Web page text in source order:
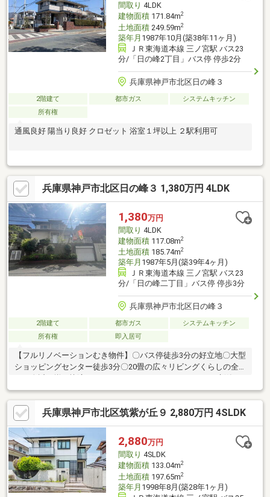
間取り 4LDK
建物面積171.84m2
土地面積249.59m2
築年月 1987年10月(築38年11ヶ月)
ＪＲ東海道本線 三ノ宮駅 バス23
分/「日の峰2丁目」バス停 停歩2分
兵庫県神戸市北区日の峰３
2階建て 都市ガス
システムキッチン
所有権
通風良好 陽当り良好 クロゼット 浴室１坪以上 ２駅利用可
兵庫県神戸市北区日の峰３ 1,380万円 4LDK
1,380万円
間取り 4LDK
建物面積117.08m2
土地面積185.74m2
築年月 1987年5月(築39年4ヶ月)
ＪＲ東海道本線 三ノ宮駅 バス23
分/「日の峰二丁目」バス停 停歩3分
兵庫県神戸市北区日の峰３
2階建て 都市ガス
システムキッチン
所有権
即入居可
【フルリノベーションむき物件】〇バス停徒歩3分の好立地〇大型
ショッピングセンター徒歩3分〇20畳の広々リビングくらしの全
り費用を抑えながら理想の住まいづくりを目指せるのが大きな魅
力です。
兵庫県神戸市北区筑紫が丘９ 2,880万円 4SLDK
2,880万円
間取り 4SLDK
建物面積133.04m2
土地面積197.65m2
築年月 1998年8月(築28年1ヶ月)